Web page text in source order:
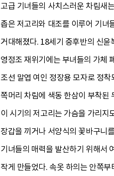
고급 기녀들의 사치스러운 차림새
좁은 저고리와 대조를 이루어 기녀
거대해졌다. 18세기 중후반의 신
영정조 재위기에는 부녀들의 가체
조선 말엽 여인 정장용 모자로 정
쪽머리 차림에 색동 한삼이 부착된
이 시기의 저고리는 가슴을 가리
장갑을 끼거나 서양식의 꽃바구니
기녀들의 매력을 발산하기 위해서
작게 만들었다. 속옷 하의는 안쪽부